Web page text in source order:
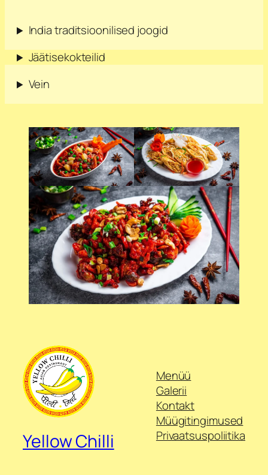
India traditsioonilised joogid
Jäätisekokteilid
Vein
Yellow Chilli
Menüü
Galerii
Kontakt
Müügitingimused
Privaatsuspoliitika